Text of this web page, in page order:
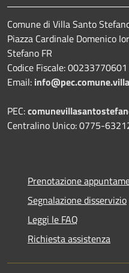
Comune di Villa Santo
Piazza Cardinale Domenico
Stefano FR
Codice Fiscale: 00233770601
Email:
PEC:
Centralino Unico: 0775-
Prenotazione
Segnalazione disservizio
Leggi le FAQ
Richiesta assistenza